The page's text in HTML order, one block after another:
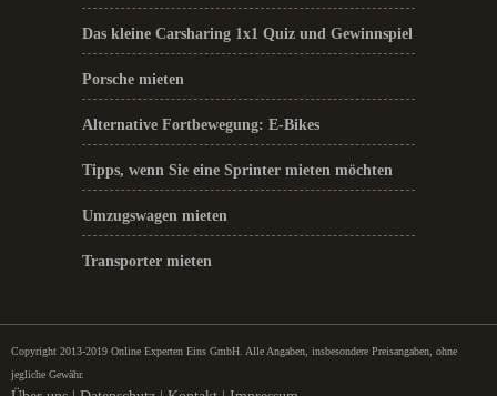
Das kleine Carsharing 1x1 Quiz und Gewinnspiel
Porsche mieten
Alternative Fortbewegung: E-Bikes
Tipps, wenn Sie eine Sprinter mieten möchten
Umzugswagen mieten
Transporter mieten
Copyright 2013-2019 Online Experten Eins GmbH. Alle Angaben, insbesondere Preisangaben, ohne
jegliche Gewähr.